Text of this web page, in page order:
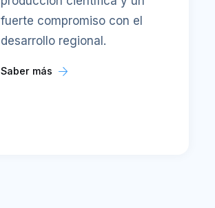
fuerte compromiso con el
desarrollo regional.
Saber más